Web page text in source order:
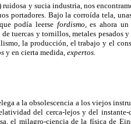
y sucia industria, nos
portadores. Bajo la corroída tela,
podía leerse fordismo, es ahora un
tuercas y tornillos, metales pesados
la producción, el trabajo y el
y en cierta medida, expertos.
a la obsolescencia a los viejos
del cerca-lejos y del
el milagro-ciencia de la física de